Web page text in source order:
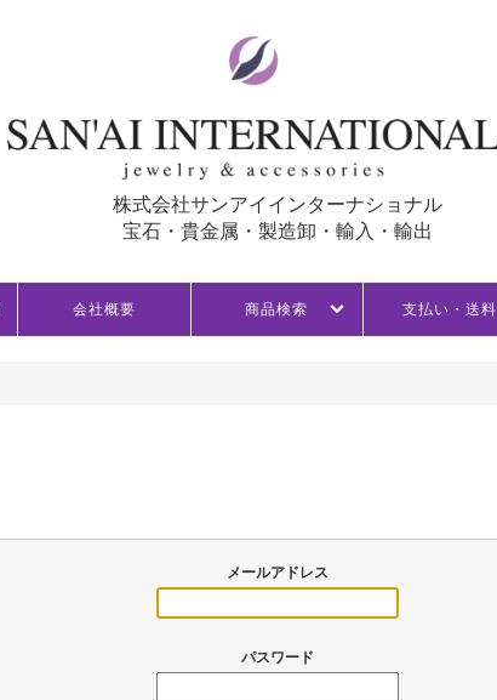
株式会社サンアイインターナショナル
宝石・貴金属・製造卸・輸入・輸出
会社概要 商品検索 支払い・送料
メールアドレス
パスワード